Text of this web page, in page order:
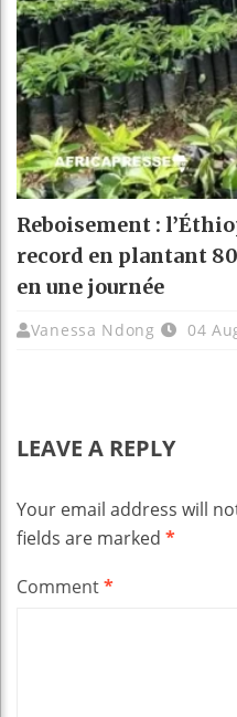
Reboisement :
record en plantant
en une journée
Vanessa Ndong 04
LEAVE A REPLY
Your email address will
fields are marked *
Comment*